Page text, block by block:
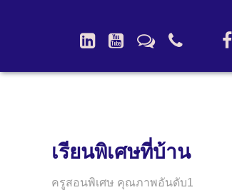
เรียนพิเศษที่บ้าน
ครูสอนพิเศษ คุณภาพอันดับ1